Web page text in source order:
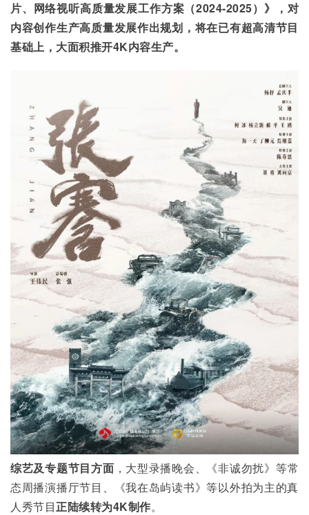
片、网络视听高质量发展工作方案（2024-2025）》，对
内容创作生产高质量发展作出规划，将在已有超高清节目
基础上，大面积推开4K内容生产。
综艺及专题节目方面 ，大型录播晚会、《非诚勿扰》等常
态周播演播厅节目、《我在岛屿读书》等以外拍为主的真
人秀节目正陆续转为4K制作。